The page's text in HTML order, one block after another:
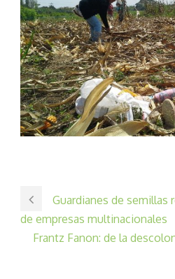
Guardianes de
de empresas multinacionales
Frantz Fanon: de la